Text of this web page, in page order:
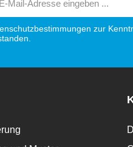
Mail-
Adresse*
zur